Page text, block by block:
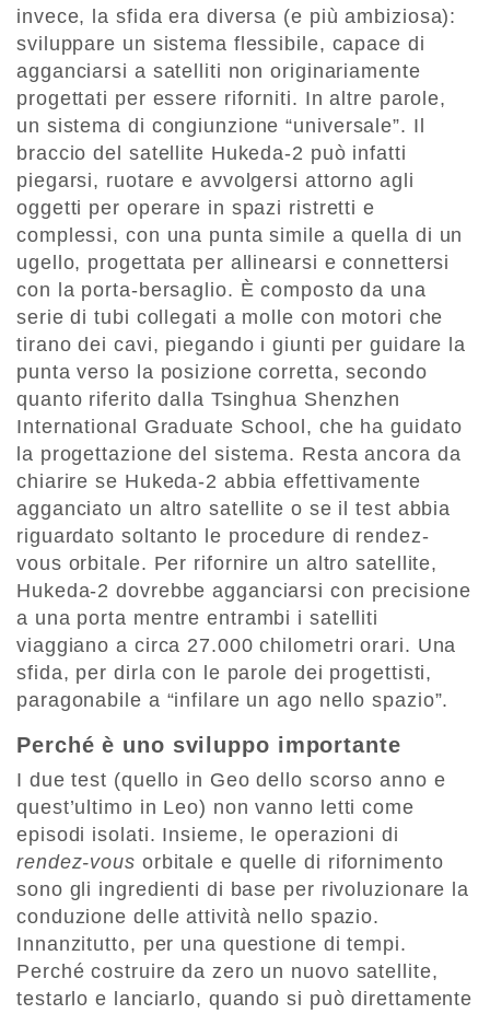
invece, la sfida era diversa (e più ambiziosa):
sviluppare un sistema flessibile, capace di
agganciarsi a satelliti non originariamente
progettati per essere riforniti. In altre parole,
un sistema di congiunzione “universale”. Il
braccio del satellite Hukeda-2 può infatti
piegarsi, ruotare e avvolgersi attorno agli
oggetti per operare in spazi ristretti e
complessi, con una punta simile a quella di un
ugello, progettata per allinearsi e connettersi
con la porta-bersaglio. È composto da una
serie di tubi collegati a molle con motori che
tirano dei cavi, piegando i giunti per guidare la
punta verso la posizione corretta, secondo
quanto riferito dalla Tsinghua Shenzhen
International Graduate School, che ha guidato
la progettazione del sistema. Resta ancora da
chiarire se Hukeda-2 abbia effettivamente
agganciato un altro satellite o se il test abbia
riguardato soltanto le procedure di rendez-
vous orbitale. Per rifornire un altro satellite,
Hukeda-2 dovrebbe agganciarsi con precisione
a una porta mentre entrambi i satelliti
viaggiano a circa 27.000 chilometri orari. Una
sfida, per dirla con le parole dei progettisti,
paragonabile a “infilare un ago nello spazio”.
Perché è uno sviluppo importante
I due test (quello in Geo dello scorso anno e
quest’ultimo in Leo) non vanno letti come
episodi isolati. Insieme, le operazioni di
rendez-vous orbitale e quelle di rifornimento
sono gli ingredienti di base per rivoluzionare la
conduzione delle attività nello spazio.
Innanzitutto, per una questione di tempi.
Perché costruire da zero un nuovo satellite,
testarlo e lanciarlo, quando si può direttamente